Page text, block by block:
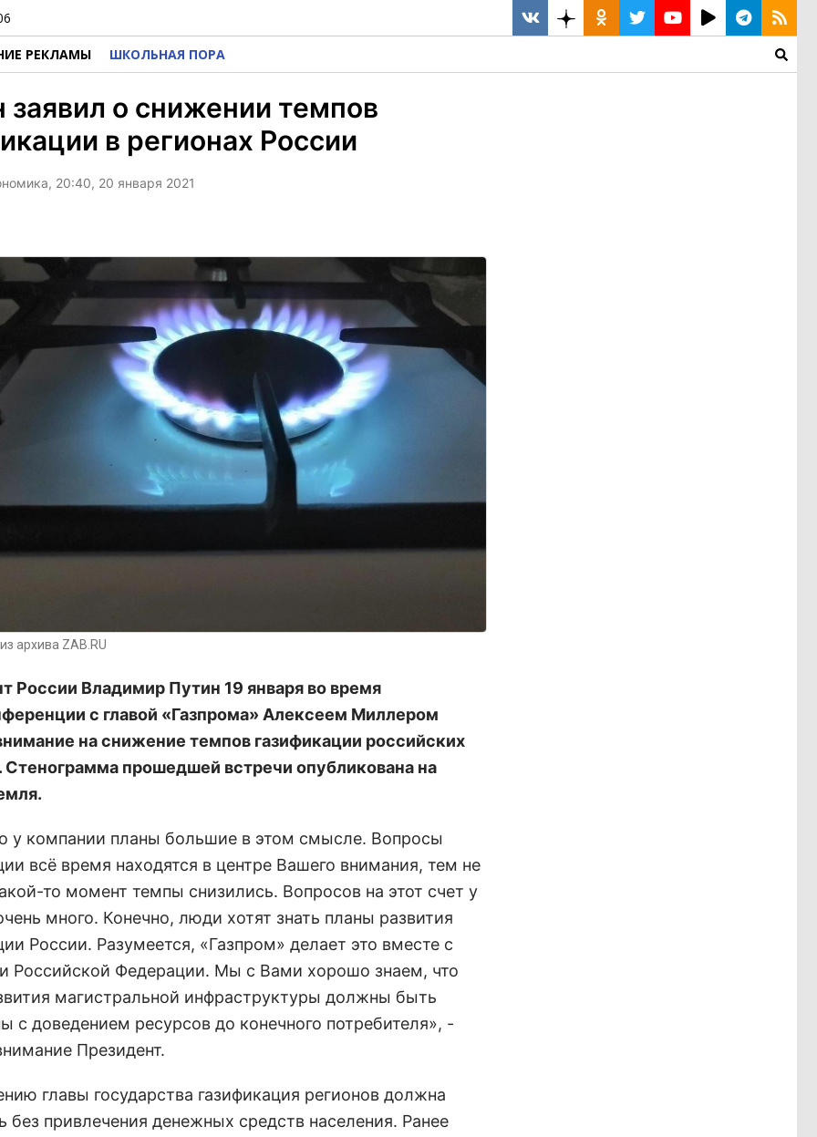
РЕКЛАМЫ ШКОЛЬНАЯ ПОРА
заявил о снижении темпов
в регионах России
20:40, 20 января 2021
архива ZAB.RU
России Владимир Путин 19 января во время
с главой «Газпрома» Алексеем Миллером
на снижение темпов газификации российских
Стенограмма прошедшей встречи опубликована на
у компании планы большие в этом смысле. Вопросы
всё время находятся в центре Вашего внимания, тем не
то момент темпы снизились. Вопросов на этот счет у
много. Конечно, люди хотят знать планы развития
России. Разумеется, «Газпром» делает это вместе с
Российской Федерации. Мы с Вами хорошо знаем, что
магистральной инфраструктуры должны быть
с доведением ресурсов до конечного потребителя», -
Президент.
главы государства газификация регионов должна
без привлечения денежных средств населения. Ранее